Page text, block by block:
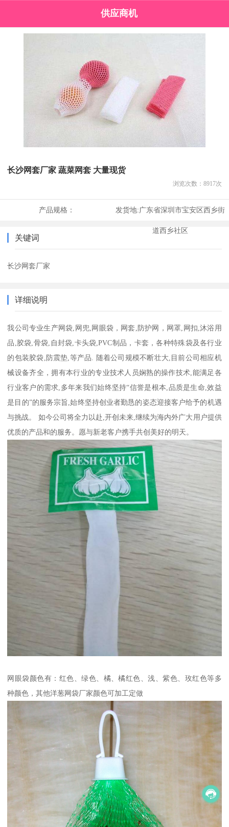
供应商机
长沙网套厂家 蔬菜网套 大量现货
浏览次数： 8917次
产品规格： 发货地:广东省深圳市宝安区西乡街
道西乡社区
关键词
长沙网套厂家
详细说明
我公司专业生产网袋,网兜,网眼袋，网套,防护网，网罩,网扣,沐浴用
品,胶袋,骨袋,自封袋,卡头袋,PVC制品，卡套，各种特殊袋及各行业
的包装胶袋,防震垫,等产品. 随着公司规模不断壮大,目前公司相应机
械设备齐全，拥有本行业的专业技术人员娴熟的操作技术,能满足各
行业客户的需求,多年来我们始终坚持“信誉是根本,品质是生命,效益
是目的”的服务宗旨,始终坚持创业者勤恳的姿态迎接客户给予的机遇
与挑战。 如今公司将全力以赴,开创未来,继续为海内外广大用户提供
优质的产品和的服务。愿与新老客户携手共创美好的明天。
网眼袋颜色有：红色、绿色、橘、橘红色、浅、紫色、玫红色等多
种颜色，其他洋葱网袋厂家颜色可加工定做